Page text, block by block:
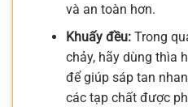
và an toàn hơn.
Khuấy đều:Trong
chảy, hãy dùng thìa
để giúp sáp tan
các tạp chất được